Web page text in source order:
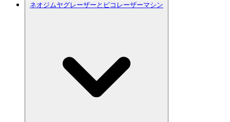
ネオジムヤグレーザーとピコレーザーマシン